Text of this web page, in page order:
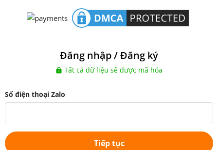
Đăng nhập / Đăng ký
Tất cả dữ liệu sẽ được mã hóa
Số điện thoại Zalo
Tiếp tục